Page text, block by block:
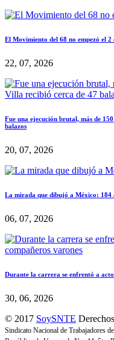
El Movimiento del 68 no empezó el 2
22, 07, 2026
Fue una ejecución brutal, más de
balazos
20, 07, 2026
La mirada que dibujó a México: 184
06, 07, 2026
Durante la carrera se enfrentó a
30, 06, 2026
© 2017 SoySNTE
Sindicato Nacional de Trabajadores